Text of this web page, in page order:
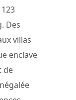
Des
villas
enclave
de